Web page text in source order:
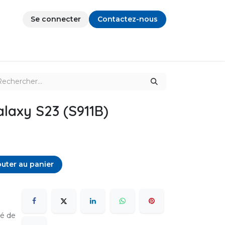
Se connecter Contactez-nous
S23 (S911B)
au panier
de